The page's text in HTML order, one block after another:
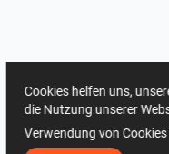
Cookies helfen uns,
die Nutzung unserer
Verwendung von